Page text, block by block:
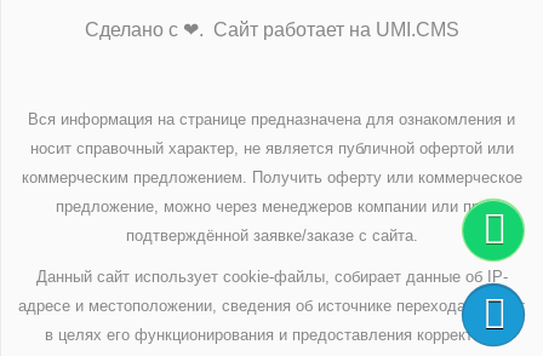
Сделано с ❤. Сайт работает на UMI.CMS
Вся информация на странице предназначена для ознакомления и
носит справочный характер, не является публичной офертой или
коммерческим предложением. Получить оферту или коммерческое
предложение, можно через менеджеров компании или при
подтверждённой заявке/заказе с сайта.
Данный сайт использует cookie-файлы, собирает данные об IP-
адресе и местоположении, сведения об источнике перехода на сайт
в целях его функционирования и предоставления корректной